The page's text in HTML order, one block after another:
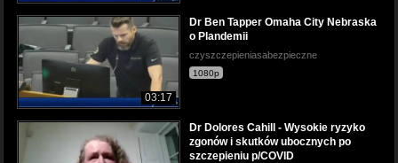
03:17
Dr Ben Tapper Omaha City Nebraska
o Plandemii
czyszczepieniasabezpieczne
1080p
Dr Dolores Cahill - Wysokie ryzyko
zgonów i skutków ubocznych po
szczepieniu p/COVID